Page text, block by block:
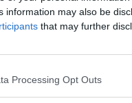
information may also be
that may further
Processing Opt Outs
i cittadini.
buon lavoro da parte di
Pisa e il presidente di Arci
gli organizzatori –
insieme un cammino dal
progetti e obiettivi chiari".